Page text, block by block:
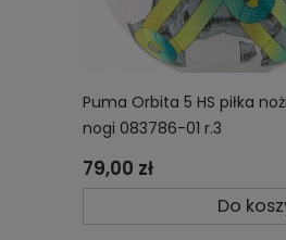
Puma Orbita 5 HS piłka
nogi 083786-01 r.3
79,00 zł
Do